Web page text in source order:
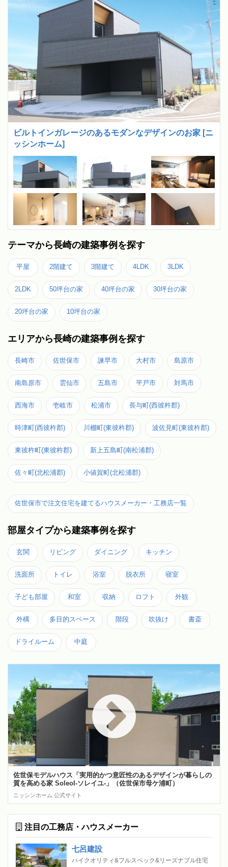
ビルトインガレージのあるモダンなデザインのお家 [ニ
ッシンホーム]
テーマから長崎の建築事例を探す
平屋 2階建て 3階建て 4LDK 3LDK
2LDK 50坪台の家 40坪台の家 30坪台の家
20坪台の家 10坪台の家
エリアから長崎の建築事例を探す
長崎市 佐世保市 諫早市 大村市 島原市
南島原市 雲仙市 五島市 平戸市 対馬市
西海市 壱岐市 松浦市 長与町(西彼杵郡)
時津町(西彼杵郡) 川棚町(東彼杵郡) 波佐見町(東彼杵郡)
東彼杵町(東彼杵郡) 新上五島町(南松浦郡)
佐々町(北松浦郡) 小値賀町(北松浦郡)
佐世保市で注文住宅を建てるハウスメーカー・工務店一覧
部屋タイプから建築事例を探す
玄関 リビング ダイニング キッチン
洗面所 トイレ 浴室 脱衣所 寝室
子ども部屋 和室 収納 ロフト 外観
外構 多目的スペース 階段 吹抜け 書斎
ドライルーム 中庭
佐世保モデルハウス「実用的かつ意匠性のあるデザインが暮らしの
質を高める家 Soleol‐ソレイユ‐」（佐世保市母ケ浦町）
ニッシンホーム 公式サイト
注目の工務店・ハウスメーカー
七呂建設
ハイクオリティ&フルスペック&リーズナブル住宅